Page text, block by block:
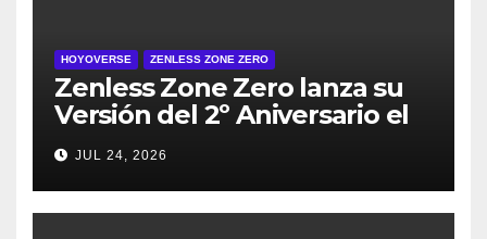
HOYOVERSE ZENLESS ZONE ZERO
Zenless Zone Zero lanza su
Versión del 2º Aniversario el
29 de julio – con regalos para
todos los jugadores y nuevos
personajes
JUL 24, 2026